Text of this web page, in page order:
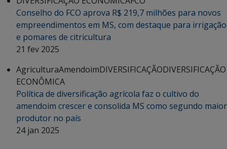
Conselho do FCO aprova R$ 219,7 milhões para novos
empreendimentos em MS, com destaque para irrigação
e pomares de citricultura
21 fev 2025
AgriculturaAmendoimDIVERSIFICAÇÃODIVERSIFICAÇÃO
ECONÔMICA
Política de diversificação agrícola faz o cultivo do
amendoim crescer e consolida MS como segundo maior
produtor no país
24 jan 2025